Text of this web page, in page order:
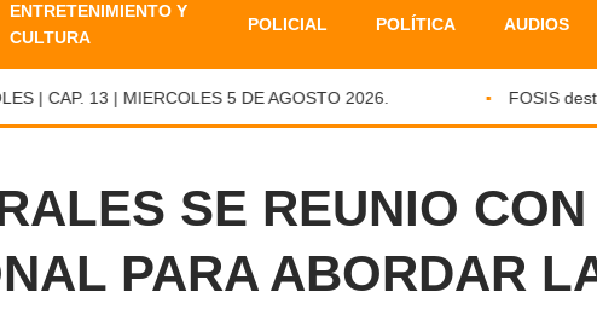
ENTRETENIMIENTO Y
CULTURA
POLICIAL POLÍTICA AUDIOS
CAP. 13 | MIERCOLES 5 DE AGOSTO 2026. FOSIS
SE REUNIO CON
PARA ABORDAR